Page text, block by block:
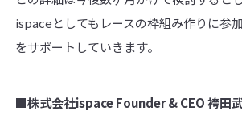
ispaceとしてもレースの枠組み作りに参
をサポートしていきます。
■株式会社ispace Founder & CEO袴田